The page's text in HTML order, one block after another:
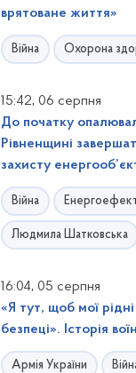
врятоване життя»
Війна Охорона
15:42, 06 серпня
До початку
Рівненщині
захисту
Війна
Людмила Шатковська
16:04, 05 серпня
«Я тут, щоб мої
безпеці». Історія
Армія України